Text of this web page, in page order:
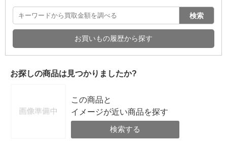
検索
お買いもの履歴から探す
お探しの商品は見つかりましたか?
この商品と
イメージが近い商品を探す
検索する